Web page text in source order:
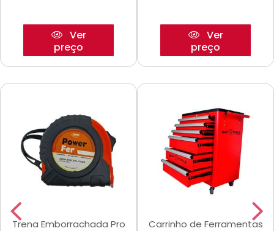
Ver
preço
Ver
preço
Trena Emborrachada Pro
Carrinho de Ferramentas